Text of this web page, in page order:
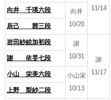
11/14
向井 千瑛六段
向井
10/20
辰己 茜三段
岩田紗絵加初段
謝
10/31
謝
11/17
謝 依旻七段
小山 栄美六段
小山栄
10/13
上野 梨紗二段